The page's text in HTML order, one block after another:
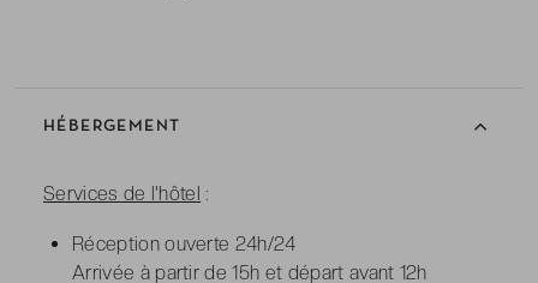
HÉBERGEMENT
Services de l'hôtel :
Réception ouverte 24h/24
Arrivée à partir de 15h et départ avant 12h